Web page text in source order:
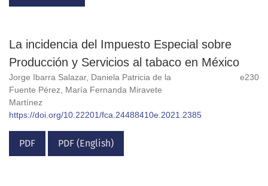
La incidencia del Impuesto Especial sobre
Producción y Servicios al tabaco en México
Jorge Ibarra Salazar, Daniela Patricia de la
Fuente Pérez, María Fernanda Miravete
Martínez
e230
https://doi.org/10.22201/fca.24488410e.2021.2385
PDF PDF (English)